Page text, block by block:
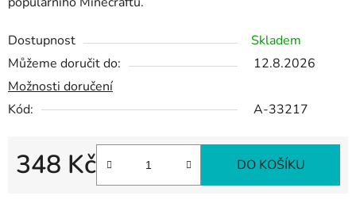
Dostupnost
Skladem
Můžeme doručit do:
12.8.2026
Možnosti doručení
Kód:
A-33217
348 Kč DO KOŠÍKU